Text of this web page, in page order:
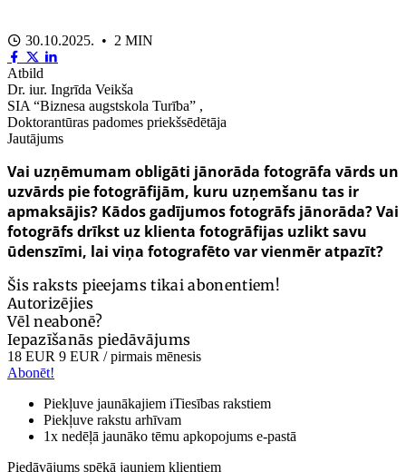
30.10.2025. • 2 MIN
Atbild
Dr. iur. Ingrīda Veikša
SIA “Biznesa augstskola Turība” ,
Doktorantūras padomes priekšsēdētāja
Jautājums
Vai uzņēmumam obligāti jānorāda fotogrāfa vārds un
uzvārds pie fotogrāfijām, kuru uzņemšanu tas ir
apmaksājis? Kādos gadījumos fotogrāfs jānorāda? Vai
fotogrāfs drīkst uz klienta fotogrāfijas uzlikt savu
ūdenszīmi, lai viņa fotografēto var vienmēr atpazīt?
Šis raksts pieejams tikai abonentiem!
Autorizējies
Vēl neabonē?
Iepazīšanās piedāvājums
18 EUR 9 EUR / pirmais mēnesis
Abonēt!
Piekļuve jaunākajiem iTiesības rakstiem
Piekļuve rakstu arhīvam
1x nedēļā jaunāko tēmu apkopojums e-pastā
Piedāvājums spēkā jauniem klientiem